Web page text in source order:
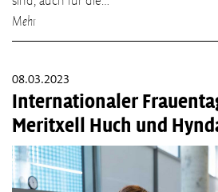
Mehr
08.03.2023
Internationaler
Meritxell Huch und